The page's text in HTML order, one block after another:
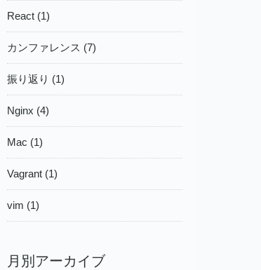
React (1)
カンファレンス (7)
振り返り (1)
Nginx (4)
Mac (1)
Vagrant (1)
vim (1)
月別アーカイブ